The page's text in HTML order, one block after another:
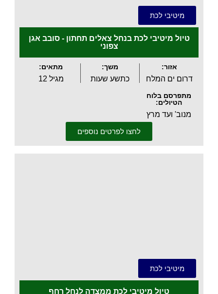
מיטיבי לכת
טיול מיטיבי לכת בנחל צאלים תחתון - סובב אגן
צפוני
אזור:
דרום ים המלח
משך:
כתשע שעות
מתאים:
מגיל 12
מתפרסם בלוח
הטיולים:
מנוב' ועד מרץ
לחצו לפרטים נוספים
מיטיבי לכת
טיול מיטיבי לכת ממצדה לנחל רחף